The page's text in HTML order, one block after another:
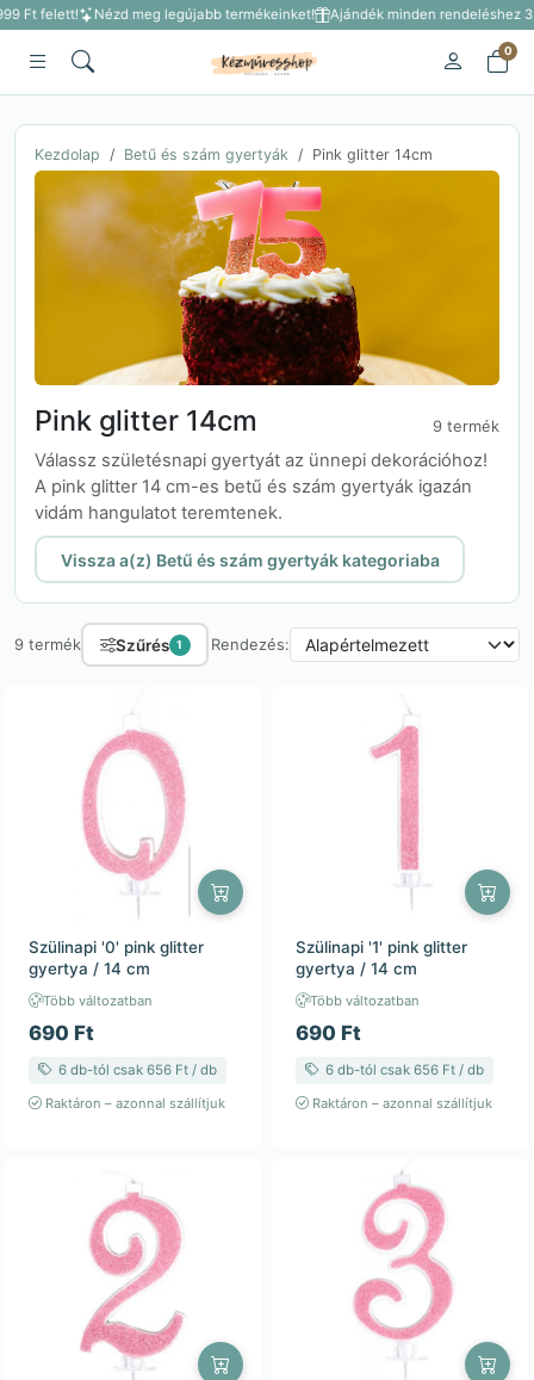
Ft felett! Nézd meg legújabb termékeinket! Ajándék minden rendeléshez 3
0
Kezdolap Betű és szám gyertyák Pink glitter 14cm
Pink glitter 14cm 9 termék
Válassz születésnapi gyertyát az ünnepi dekorációhoz!
A pink glitter 14 cm-es betű és szám gyertyák igazán
vidám hangulatot teremtenek.
Vissza a(z) Betű és szám gyertyák kategoriaba
9 termék Szűrés 1 Rendezés:
Szülinapi '0' pink glitter
gyertya / 14 cm
Több változatban
690 Ft
6 db-tól csak 656 Ft / db
Raktáron – azonnal szállítjuk
Szülinapi '1' pink glitter
gyertya / 14 cm
Több változatban
690 Ft
6 db-tól csak 656 Ft / db
Raktáron – azonnal szállítjuk